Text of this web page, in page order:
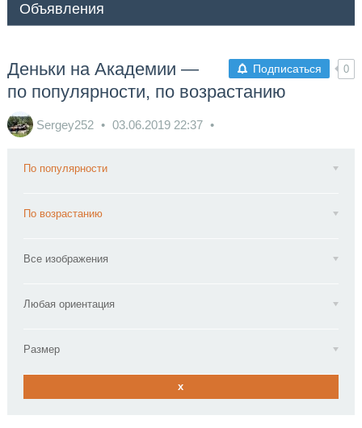
Объявления
Подписаться 0
Деньки на Академии —
по популярности, по возрастанию
Sergey252 03.06.2019 22:37
По популярности
По возрастанию
Все изображения
Любая ориентация
Размер
x